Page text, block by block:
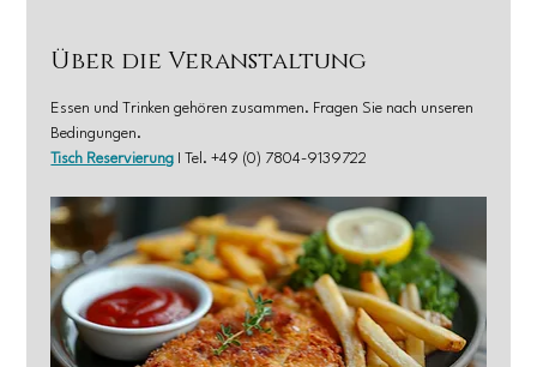
Über die Veranstaltung
Essen und Trinken gehören zusammen. Fragen Sie nach unseren
Bedingungen.
Tisch Reservierung I Tel. +49 (0) 7804-9139722